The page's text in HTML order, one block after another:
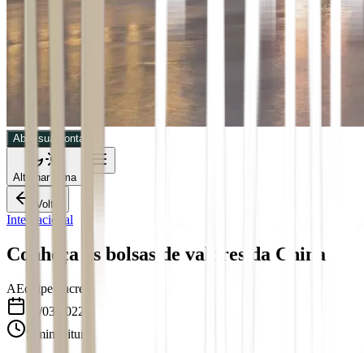
Abra sua conta
Alternar tema
Voltar
Internacional
Conheça as bolsas de valores da China
AEquipe Sacre
11/03/2022
5
min leitura